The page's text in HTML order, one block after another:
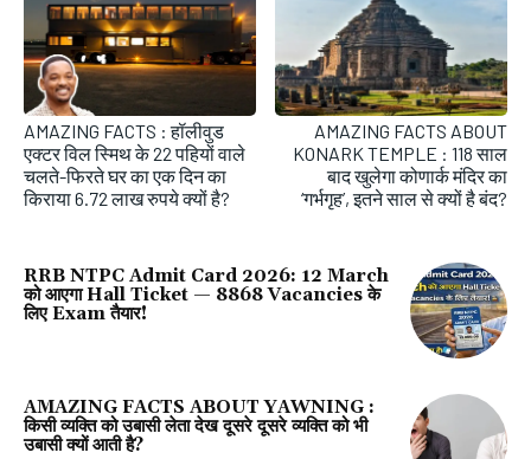
AMAZING FACTS : हॉलीवुड
एक्‍टर विल स्‍मिथ के 22 पहियों वाले
चलते-फिरते घर का एक दिन का
किराया 6.72 लाख रुपये क्‍यों है?
AMAZING FACTS ABOUT
KONARK TEMPLE : 118 साल
बाद खुलेगा कोणार्क मंदिर का
‘गर्भगृह’, इतने साल से क्यों है बंद?
RRB NTPC Admit Card 2026: 12 March
को आएगा Hall Ticket — 8868 Vacancies के
लिए Exam तैयार!
AMAZING FACTS ABOUT YAWNING :
किसी व्यक्ति को उबासी लेता देख दूसरे दूसरे व्यक्ति को भी
उबासी क्यों आती है?